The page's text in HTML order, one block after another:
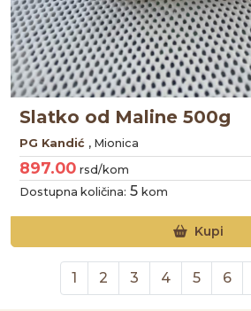
Slatko od Maline 500g
PG Kandić , Mionica
897.00 rsd/kom
Dostupna količina: 5 kom
Kupi
1 2 3 4 5 6